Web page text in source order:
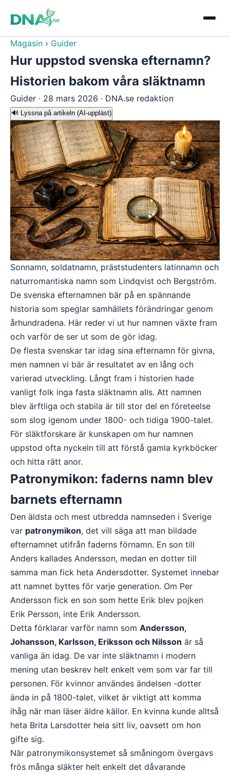
Magasin › Guider
Hur uppstod svenska efternamn?
Historien bakom våra släktnamn
Guider · 28 mars 2026 · DNA.se redaktion
🔊 Lyssna på artikeln (AI-uppläst)
Sonnamn, soldatnamn, präststudenters latinnamn och
naturromantiska namn som Lindqvist och Bergström.
De svenska efternamnen bär på en spännande
historia som speglar samhällets förändringar genom
århundradena. Här reder vi ut hur namnen växte fram
och varför de ser ut som de gör idag.
De flesta svenskar tar idag sina efternamn för givna,
men namnen vi bär är resultatet av en lång och
varierad utveckling. Långt fram i historien hade
vanligt folk inga fasta släktnamn alls. Att namnen
blev ärftliga och stabila är till stor del en företeelse
som slog igenom under 1800- och tidiga 1900-talet.
För släktforskare är kunskapen om hur namnen
uppstod ofta nyckeln till att förstå gamla kyrkböcker
och hitta rätt anor.
Patronymikon: faderns namn blev
barnets efternamn
Den äldsta och mest utbredda namnseden i Sverige
var patronymikon, det vill säga att man bildade
efternamnet utifrån faderns förnamn. En son till
Anders kallades Andersson, medan en dotter till
samma man fick heta Andersdotter. Systemet innebar
att namnet byttes för varje generation. Om Per
Andersson fick en son som hette Erik blev pojken
Erik Persson, inte Erik Andersson.
Detta förklarar varför namn som Andersson,
Johansson, Karlsson, Eriksson och Nilsson är så
vanliga än idag. De var inte släktnamn i modern
mening utan beskrev helt enkelt vem som var far till
personen. För kvinnor användes ändelsen -dotter
ända in på 1800-talet, vilket är viktigt att komma
ihåg när man läser äldre källor. En kvinna kunde alltså
heta Brita Larsdotter hela sitt liv, oavsett om hon
gifte sig.
När patronymikonsystemet så småningom övergavs
frös många släkter helt enkelt det dåvarande